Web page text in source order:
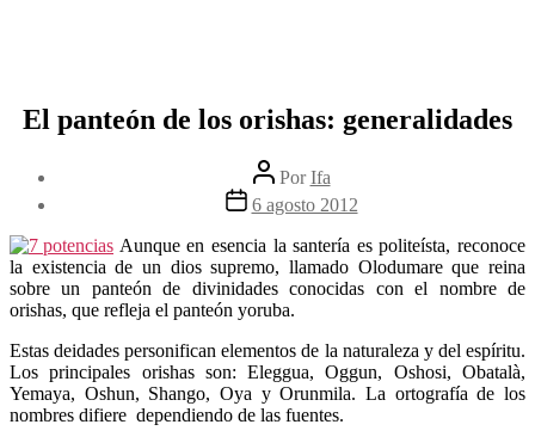
El panteón de los orishas: generalidades
Autor
de
la
PorIfa
Fecha
la
entrada
6 agosto 2012
Aunque en esencia la santería es politeísta, reconoce
la existencia de un dios supremo, llamado Olodumare que reina
sobre un panteón de divinidades conocidas con el nombre de
orishas, que refleja el panteón yoruba.
Estas deidades personifican elementos de la naturaleza y del espíritu.
Los principales orishas son: Eleggua, Oggun, Oshosi, Obatalà,
Yemaya, Oshun, Shango, Oya y Orunmila. La ortografía de los
nombres difiere dependiendo de las fuentes.